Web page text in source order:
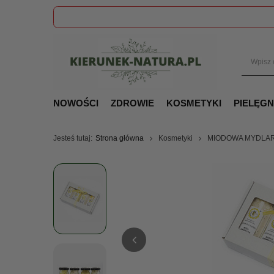
NOWOŚCI ZDROWIE KOSMETYKI
Jesteś tutaj: Strona główna Kosmetyki MIODOWA